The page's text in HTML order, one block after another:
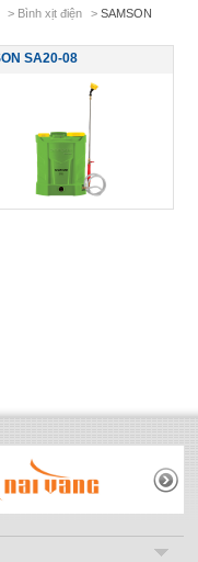
> Bình xịt điện >SAMSON
SA20-08